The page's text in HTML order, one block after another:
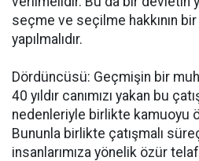
seçme ve seçilme hakkının
yapılmalıdır.
Dördüncüsü: Geçmişin bir
40 yıldır canımızı yakan bu
nedenleriyle birlikte kamuoyu
Bununla birlikte çatışmalı
insanlarımıza yönelik özür